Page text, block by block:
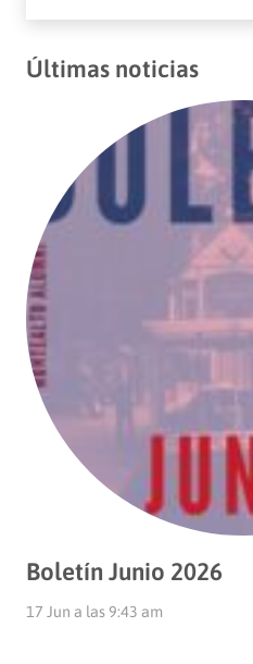
Últimas noticias
Boletín Junio 2026
17 Jun a las 9:43 am